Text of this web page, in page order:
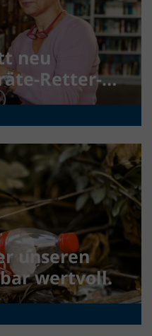
neu
Retter-
unseren
wertvoll.